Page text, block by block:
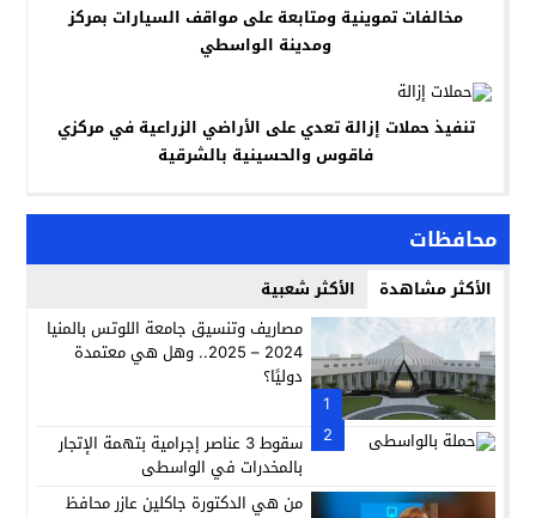
مخالفات تموينية ومتابعة على مواقف السيارات بمركز
ومدينة الواسطي
تنفيذ حملات إزالة تعدي على الأراضي الزراعية في مركزي
فاقوس والحسينية بالشرقية
محافظات
الأكثر مشاهدة الأكثر شعبية
1
مصاريف وتنسيق جامعة اللوتس بالمنيا
2024 – 2025.. وهل هي معتمدة
دوليًا؟
2
سقوط 3 عناصر إجرامية بتهمة الإتجار
بالمخدرات في الواسطى
من هي الدكتورة جاكلين عازر محافظ